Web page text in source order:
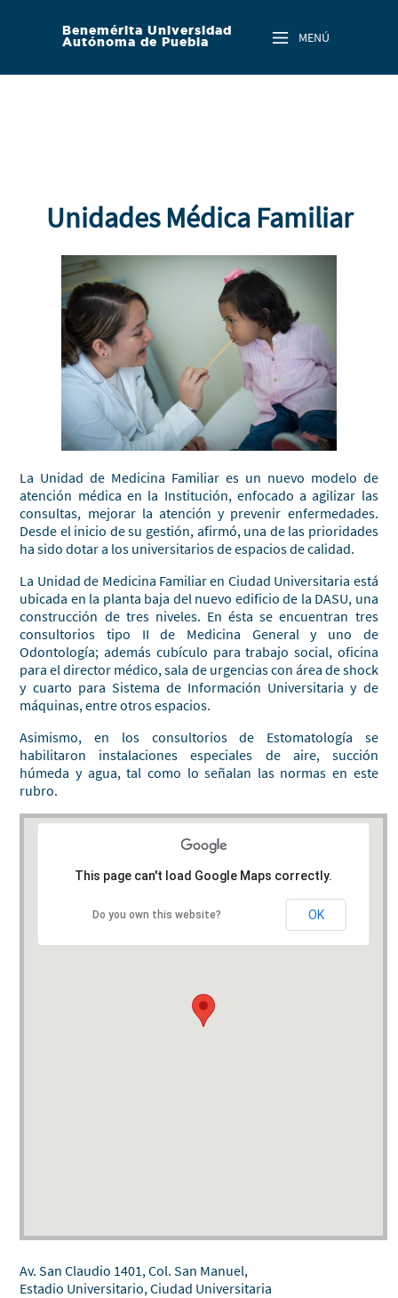
Benemérita Universidad
Autónoma de Puebla
MENÚ
Unidades Médica Familiar
La Unidad de Medicina Familiar es un nuevo modelo de
atención médica en la Institución, enfocado a agilizar las
consultas, mejorar la atención y prevenir enfermedades.
Desde el inicio de su gestión, afirmó, una de las prioridades
ha sido dotar a los universitarios de espacios de calidad.
La Unidad de Medicina Familiar en Ciudad Universitaria está
ubicada en la planta baja del nuevo edificio de la DASU, una
construcción de tres niveles. En ésta se encuentran tres
consultorios tipo II de Medicina General y uno de
Odontología; además cubículo para trabajo social, oficina
para el director médico, sala de urgencias con área de shock
y cuarto para Sistema de Información Universitaria y de
máquinas, entre otros espacios.
Asimismo, en los consultorios de Estomatología se
habilitaron instalaciones especiales de aire, succión
húmeda y agua, tal como lo señalan las normas en este
rubro.
This page can't load Google Maps correctly.
Do you own this website? OK
Av. San Claudio 1401, Col. San Manuel,
Estadio Universitario, Ciudad Universitaria